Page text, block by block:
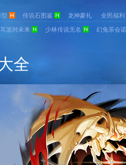
型 传说石图鉴 龙神豪礼
全民福利
派对未来 少林传说无名 幻兔茶会
全